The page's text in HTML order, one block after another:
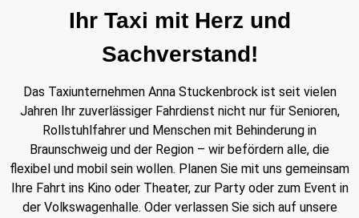
Ihr Taxi mit Herz und
Sachverstand!
Das Taxiunternehmen Anna Stuckenbrock ist seit vielen
Jahren Ihr zuverlässiger Fahrdienst nicht nur für Senioren,
Rollstuhlfahrer und Menschen mit Behinderung in
Braunschweig und der Region – wir befördern alle, die
flexibel und mobil sein wollen. Planen Sie mit uns gemeinsam
Ihre Fahrt ins Kino oder Theater, zur Party oder zum Event in
der Volkswagenhalle. Oder verlassen Sie sich auf unsere